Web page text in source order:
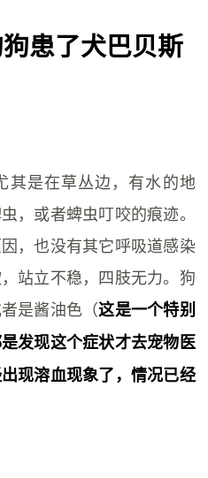
患了犬巴贝斯
其是在草丛边，有水的地
，或者蜱虫叮咬的痕迹。
，也没有其它呼吸道感染
站立不稳，四肢无力。狗
是酱油色（这是一个特别
发现这个症状才去宠物医
现溶血现象了，情况已经